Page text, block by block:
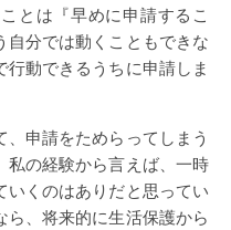
とは『早めに申請するこ
自分では動くこともできな
行動できるうちに申請しま
申請をためらってしまう
私の経験から言えば、一時
くのはありだと思ってい
ら、将来的に生活保護から